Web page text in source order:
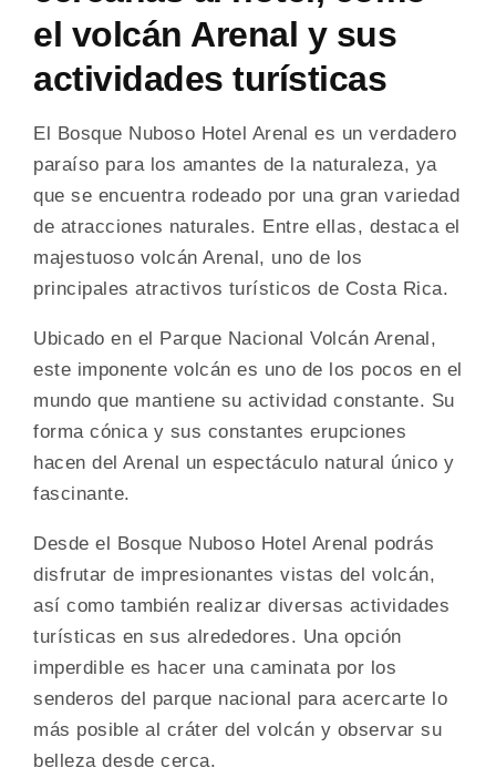
el volcán Arenal y sus
actividades turísticas
El Bosque Nuboso Hotel Arenal es un verdadero
paraíso para los amantes de la naturaleza, ya
que se encuentra rodeado por una gran variedad
de atracciones naturales. Entre ellas, destaca el
majestuoso volcán Arenal, uno de los
principales atractivos turísticos de Costa Rica.
Ubicado en el Parque Nacional Volcán Arenal,
este imponente volcán es uno de los pocos en el
mundo que mantiene su actividad constante. Su
forma cónica y sus constantes erupciones
hacen del Arenal un espectáculo natural único y
fascinante.
Desde el Bosque Nuboso Hotel Arenal podrás
disfrutar de impresionantes vistas del volcán,
así como también realizar diversas actividades
turísticas en sus alrededores. Una opción
imperdible es hacer una caminata por los
senderos del parque nacional para acercarte lo
más posible al cráter del volcán y observar su
belleza desde cerca.